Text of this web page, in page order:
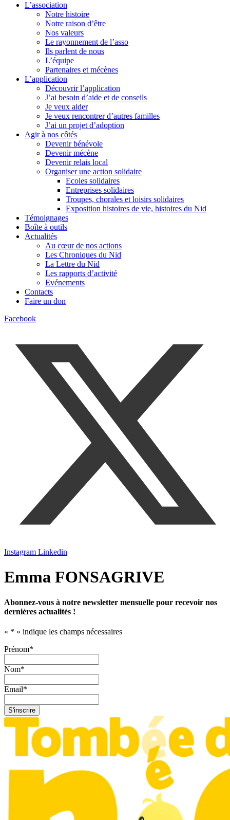
L’association
Notre histoire
Notre raison d’être
Nos valeurs
Le rayonnement de l’asso
Ils parlent de nous
L’équipe
Partenaires et mécènes
L’application
Découvrir l’application
J’ai besoin d’aide et de conseils
Je veux aider
Je veux rencontrer d’autres familles
J’ai un projet d’adoption
Agir à nos côtés
Devenir bénévole
Devenir mécène
Devenir relais local
Organiser une action solidaire
Ecoles solidaires
Entreprises solidaires
Troupes, chorales et loisirs solidaires
Exposition histoires de vie, histoires du Nid
Témoignages
Boîte à outils
Actualités
Au cœur de nos actions
Les Chroniques du Nid
La Lettre du Nid
Les rapports d’activité
Evénements
Contacts
Faire un don
Facebook
Instagram Linkedin
Emma FONSAGRIVE
Abonnez-vous à notre newsletter mensuelle pour recevoir nos
dernières actualités !
« * » indique les champs nécessaires
Prénom*
Nom*
Email*